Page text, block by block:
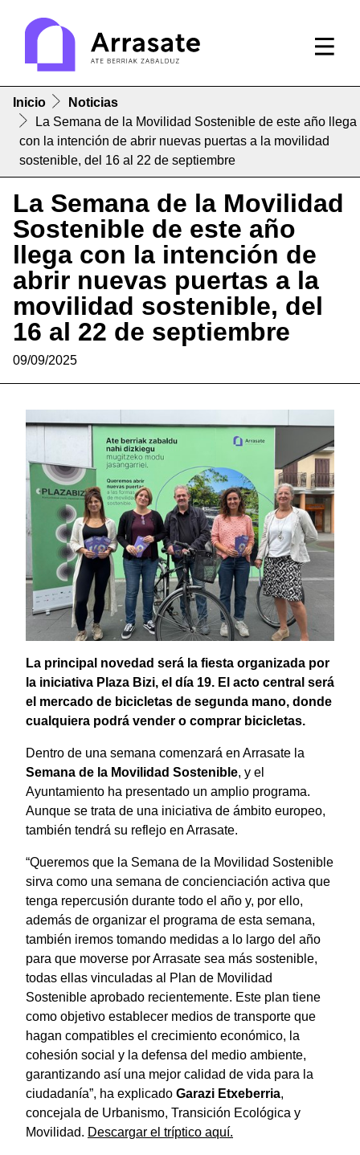
Inicio
Noticias
La Semana de la Movilidad Sostenible de este año llega
con la intención de abrir nuevas puertas a la movilidad
sostenible, del 16 al 22 de septiembre
La Semana de la Movilidad
Sostenible de este año
llega con la intención de
abrir nuevas puertas a la
movilidad sostenible, del
16 al 22 de septiembre
09/09/2025
La principal novedad será la fiesta organizada por
la iniciativa Plaza Bizi, el día 19. El acto central será
el mercado de bicicletas de segunda mano, donde
cualquiera podrá vender o comprar bicicletas.
Dentro de una semana comenzará en Arrasate la
Semana de la Movilidad Sostenible, y el
Ayuntamiento ha presentado un amplio programa.
Aunque se trata de una iniciativa de ámbito europeo,
también tendrá su reflejo en Arrasate.
“Queremos que la Semana de la Movilidad Sostenible
sirva como una semana de concienciación activa que
tenga repercusión durante todo el año y, por ello,
además de organizar el programa de esta semana,
también iremos tomando medidas a lo largo del año
para que moverse por Arrasate sea más sostenible,
todas ellas vinculadas al Plan de Movilidad
Sostenible aprobado recientemente. Este plan tiene
como objetivo establecer medios de transporte que
hagan compatibles el crecimiento económico, la
cohesión social y la defensa del medio ambiente,
garantizando así una mejor calidad de vida para la
ciudadanía”, ha explicado Garazi Etxeberria,
concejala de Urbanismo, Transición Ecológica y
Movilidad. Descargar el tríptico aquí.